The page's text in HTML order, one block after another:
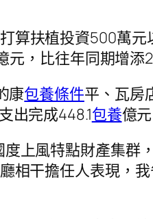
扶植投資500萬元
，比往年同期增添
康包養條件平、瓦房
出完成448.1包養億
上風特點財產集群
相干擔任人表現，